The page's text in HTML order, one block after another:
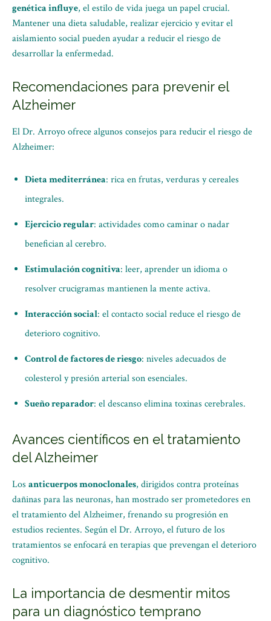
genética influye, el estilo de vida juega un papel crucial.
Mantener una dieta saludable, realizar ejercicio y evitar el
aislamiento social pueden ayudar a reducir el riesgo de
desarrollar la enfermedad.
Recomendaciones para prevenir el
Alzheimer
El Dr. Arroyo ofrece algunos consejos para reducir el riesgo de
Alzheimer:
Dieta mediterránea: rica en frutas, verduras y cereales
integrales.
Ejercicio regular: actividades como caminar o nadar
benefician al cerebro.
Estimulación cognitiva: leer, aprender un idioma o
resolver crucigramas mantienen la mente activa.
Interacción social: el contacto social reduce el riesgo de
deterioro cognitivo.
Control de factores de riesgo: niveles adecuados de
colesterol y presión arterial son esenciales.
Sueño reparador: el descanso elimina toxinas cerebrales.
Avances científicos en el tratamiento
del Alzheimer
Los anticuerpos monoclonales, dirigidos contra proteínas
dañinas para las neuronas, han mostrado ser prometedores en
el tratamiento del Alzheimer, frenando su progresión en
estudios recientes. Según el Dr. Arroyo, el futuro de los
tratamientos se enfocará en terapias que prevengan el deterioro
cognitivo.
La importancia de desmentir mitos
para un diagnóstico temprano